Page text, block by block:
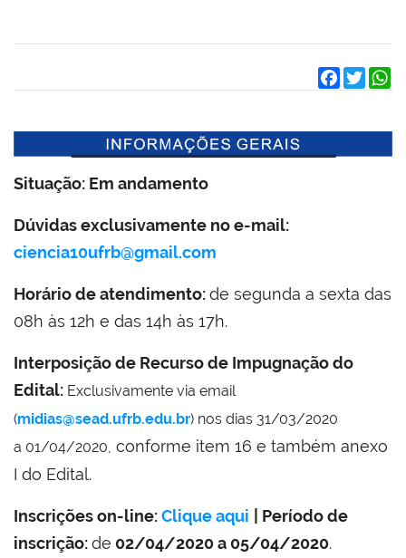
Facebook
Twitter
Situação: Em andamento
Dúvidas exclusivamente no e-mail:
ciencia10ufrb@gmail.com
Horário de atendimento:de segunda a sexta das
08h às 12h e das 14h às 17h.
Interposição de Recurso de Impugnação do
Edital: Exclusivamente via email
(midias@sead.ufrb.edu.br) nos dias 31/03/2020
a 01/04/2020, conforme item 16 e também anexo
I do Edital.
Inscrições on-line:Clique aqui
| Período de
inscrição:de 02/04/2020 a 05/04/2020.